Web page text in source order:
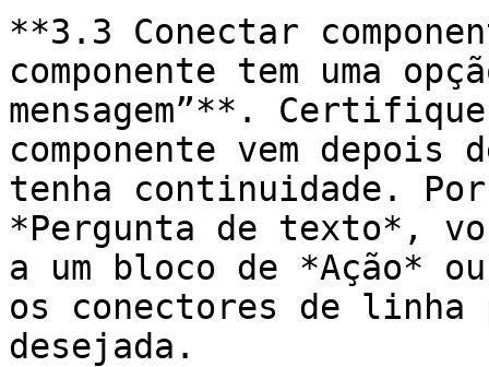
**3.3 Conectar
componente tem uma
mensagem”**.
componente vem
tenha continuidade.
*Pergunta de texto*,
a um bloco de *Ação*
os conectores de linha
desejada.